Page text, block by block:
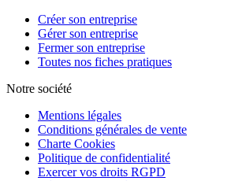
Créer son entreprise
Gérer son entreprise
Fermer son entreprise
Toutes nos fiches pratiques
Notre société
Mentions légales
Conditions générales de vente
Charte Cookies
Politique de confidentialité
Exercer vos droits RGPD